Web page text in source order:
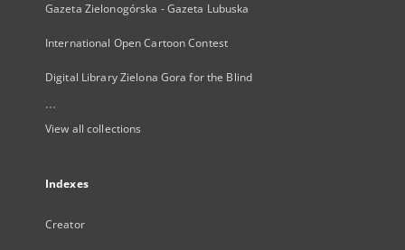
Gazeta Zielonogórska - Gazeta Lubuska
International Open Cartoon Contest
Digital Library Zielona Gora for the Blind
...
View all collections
Indexes
Creator